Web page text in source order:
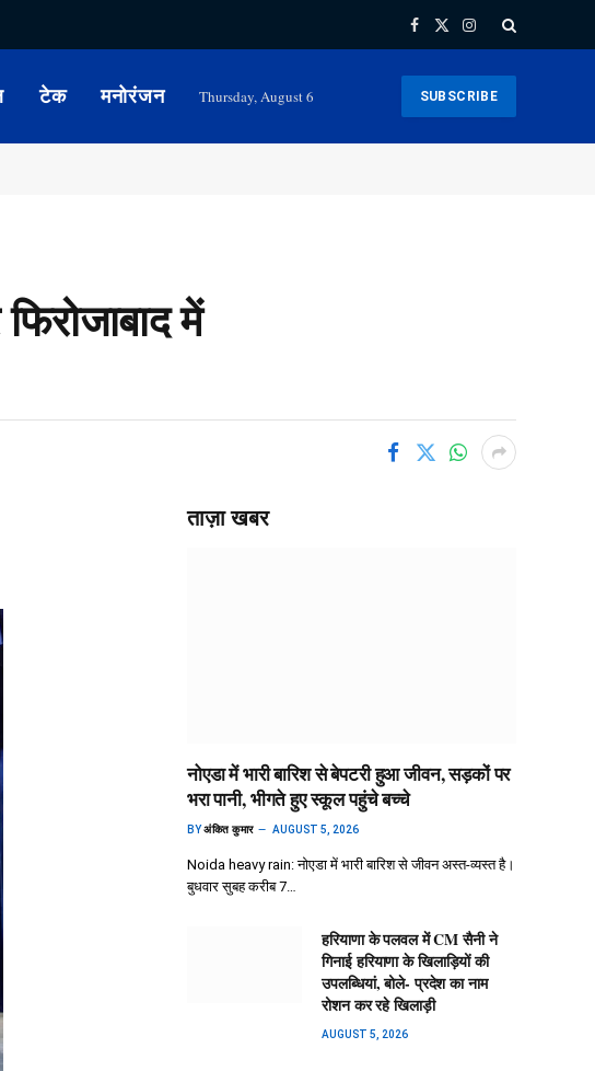
Facebook
X
Instagram
टेक मनोरंजन Thursday, August 6 SUBSCRIBE
में
ताज़ा खबर
नोएडा में भारी बारिश से बेपटरी हुआ जीवन, सड़कों पर
भरा पानी, भीगते हुए स्कूल पहुंचे बच्चे
BYअंकित कुमार AUGUST 5, 2026
Noida heavy rain: नोएडा में भारी बारिश से जीवन अस्त-व्यस्त है।
बुधवार सुबह करीब 7…
हरियाणा के पलवल में CM सैनी ने
गिनाई हरियाणा के खिलाड़ियों की
उपलब्धियां, बोले- प्रदेश का नाम
रोशन कर रहे खिलाड़ी
AUGUST 5, 2026